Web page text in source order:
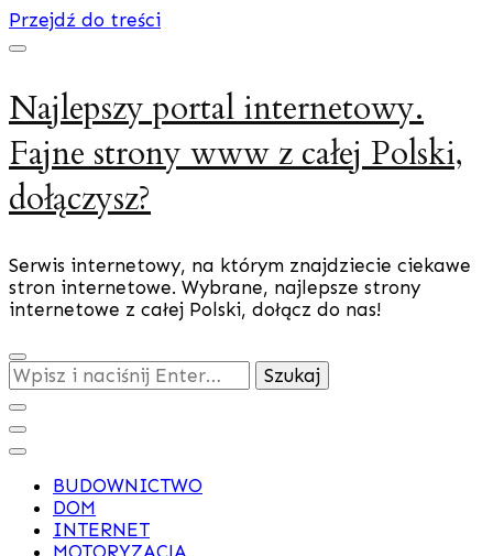
Przejdź do treści
Najlepszy portal internetowy.
Fajne strony www z całej Polski,
dołączysz?
Serwis internetowy, na którym znajdziecie ciekawe
stron internetowe. Wybrane, najlepsze strony
internetowe z całej Polski, dołącz do nas!
Szukasz
czegoś?
BUDOWNICTWO
DOM
INTERNET
MOTORYZACJA